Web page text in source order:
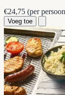
€24,75 (per
Voeg toe